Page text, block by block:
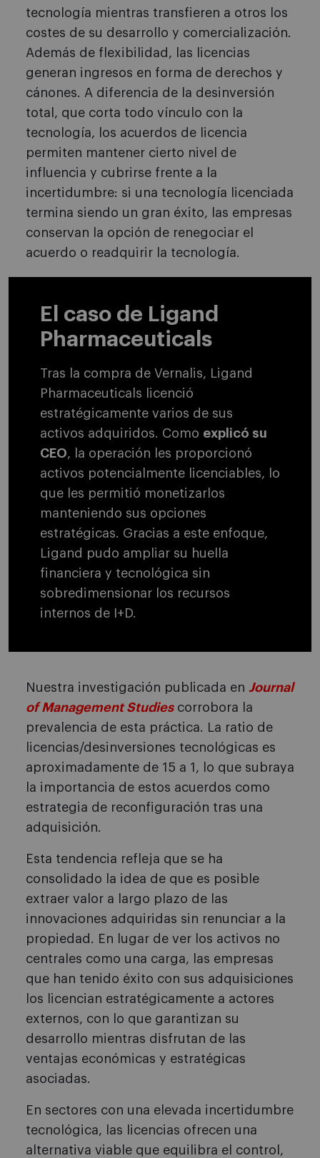
tecnología mientras transfieren a otros los
costes de su desarrollo y comercialización.
Además de flexibilidad, las licencias
generan ingresos en forma de derechos y
cánones. A diferencia de la desinversión
total, que corta todo vínculo con la
tecnología, los acuerdos de licencia
permiten mantener cierto nivel de
influencia y cubrirse frente a la
incertidumbre: si una tecnología licenciada
termina siendo un gran éxito, las empresas
conservan la opción de renegociar el
acuerdo o readquirir la tecnología.
El caso de Ligand
Pharmaceuticals
Tras la compra de Vernalis, Ligand
Pharmaceuticals licenció
estratégicamente varios de sus
activos adquiridos. Como explicó su
CEO, la operación les proporcionó
activos potencialmente licenciables, lo
que les permitió monetizarlos
manteniendo sus opciones
estratégicas. Gracias a este enfoque,
Ligand pudo ampliar su huella
financiera y tecnológica sin
sobredimensionar los recursos
internos de I+D.
Nuestra investigación publicada en Journal
of Management Studiescorrobora la
prevalencia de esta práctica. La ratio de
licencias/desinversiones tecnológicas es
aproximadamente de 15 a 1, lo que subraya
la importancia de estos acuerdos como
estrategia de reconfiguración tras una
adquisición.
Esta tendencia refleja que se ha
consolidado la idea de que es posible
extraer valor a largo plazo de las
innovaciones adquiridas sin renunciar a la
propiedad. En lugar de ver los activos no
centrales como una carga, las empresas
que han tenido éxito con sus adquisiciones
los licencian estratégicamente a actores
externos, con lo que garantizan su
desarrollo mientras disfrutan de las
ventajas económicas y estratégicas
asociadas.
En sectores con una elevada incertidumbre
tecnológica, las licencias ofrecen una
alternativa viable que equilibra el control,